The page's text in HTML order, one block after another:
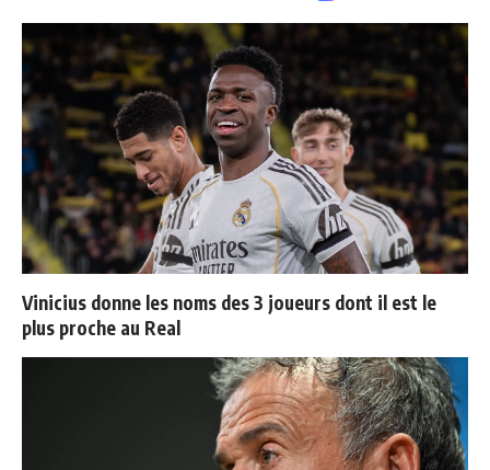
Vinicius donne les noms des 3 joueurs dont il est le
plus proche au Real